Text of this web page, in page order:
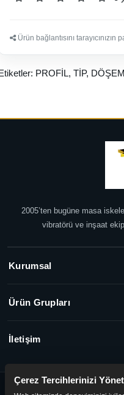
Ürün bağlantısını
PROFİL, TİP,
2005’ten bugüne masa
vibratörü ve inşaat
Kurumsal
Ürün Grupları
İletişim
Çerez Tercihlerinizi